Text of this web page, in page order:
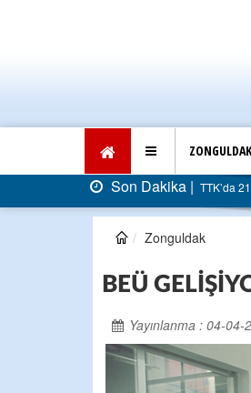
ZONGULDAK
Son Dakika | AK Parti
Zonguldak
BEÜ
Yayınlanma : 04-